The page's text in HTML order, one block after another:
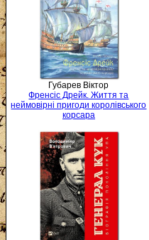
Губарев Віктор
Френсіс Дрейк. Життя та
неймовірні пригоди королівського
корсара